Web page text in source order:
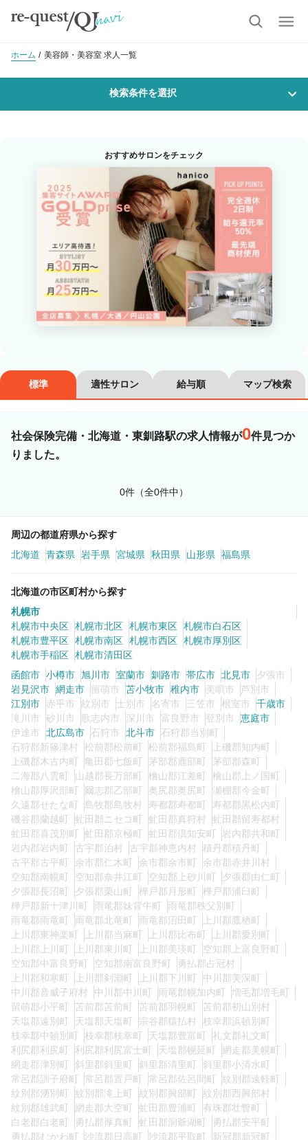
ホーム 美容師・美容室 求人一覧
検索条件を選択
沿線・駅を選択 市区町村を選択
職種・技能ランク
美容師アシスタント
ネイリスト エステティシャン
雇用形態
業務委託・フリーランス
社会保険完備
この条件の求人数
検索する
おすすめサロンをチェック
標準 適性サロン 給与順 マップ検索
社会保険完備・北海道・東釧路駅の求人情報が0件見つか
りました。
0件（全0件中）
周辺の都道府県から探す
北海道
青森県 岩手県 宮城県 秋田県 山形県 福島県
北海道の市区町村から探す
札幌市
札幌市中央区 札幌市北区 札幌市東区 札幌市白石区
札幌市豊平区 札幌市南区 札幌市西区 札幌市厚別区
札幌市手稲区 札幌市清田区
函館市 小樽市 旭川市 室蘭市 釧路市 帯広市 北見市
夕張市
岩見沢市 網走市 留萌市 苫小牧市 稚内市 美唄市
芦別市
江別市
赤平市 紋別市 士別市 名寄市 三笠市 根室市
千歳市
滝川市
砂川市 歌志内市 深川市 富良野市 登別市
恵庭市
伊達市
北広島市 石狩市 北斗市
石狩郡当別町
石狩郡新篠津村
松前郡松前町 松前郡福島町
上磯郡知内町
上磯郡木古内町
亀田郡七飯町 茅部郡鹿部町
茅部郡森町
二海郡八雲町
山越郡長万部町 檜山郡江差町
檜山郡上ノ国町
檜山郡厚沢部町
爾志郡乙部町 奥尻郡奥尻町
瀬棚郡今金町
久遠郡せたな町
島牧郡島牧村 寿都郡寿都町
寿都郡黒松内町
磯谷郡蘭越町
虻田郡ニセコ町 虻田郡真狩村
虻田郡留寿都村
虻田郡喜茂別町
虻田郡京極町 虻田郡倶知安町
岩内郡共和町
岩内郡岩内町
古宇郡泊村 古宇郡神恵内村
積丹郡積丹町
古平郡古平町
余市郡仁木町 余市郡余市町
余市郡赤井川村
空知郡南幌町
空知郡奈井江町 空知郡上砂川町
夕張郡由仁町
夕張郡長沼町
夕張郡栗山町 樺戸郡月形町
樺戸郡浦臼町
樺戸郡新十津川町
雨竜郡妹背牛町
雨竜郡秩父別町
雨竜郡雨竜町
雨竜郡北竜町 雨竜郡沼田町
上川郡鷹栖町
上川郡東神楽町
上川郡当麻町 上川郡比布町
上川郡愛別町
上川郡上川町
上川郡東川町 上川郡美瑛町
空知郡上富良野町
空知郡中富良野町
空知郡南富良野町
勇払郡占冠村
上川郡和寒町
上川郡剣淵町 上川郡下川町
中川郡美深町
中川郡音威子府村
中川郡中川町 雨竜郡幌加内町
増毛郡増毛町
留萌郡小平町
苫前郡苫前町 苫前郡羽幌町
苫前郡初山別村
天塩郡遠別町
天塩郡天塩町 宗谷郡猿払村
枝幸郡浜頓別町
枝幸郡中頓別町
枝幸郡枝幸町 天塩郡豊富町
礼文郡礼文町
利尻郡利尻町
利尻郡利尻富士町 天塩郡幌延町
網走郡美幌町
網走郡津別町
斜里郡斜里町 斜里郡清里町
斜里郡小清水町
常呂郡訓子府町
常呂郡置戸町 常呂郡佐呂間町
紋別郡遠軽町
紋別郡湧別町
紋別郡滝上町 紋別郡興部町
紋別郡西興部村
紋別郡雄武町
網走郡大空町 虻田郡豊浦町
有珠郡壮瞥町
白老郡白老町
勇払郡厚真町 虻田郡洞爺湖町
勇払郡安平町
勇払郡むかわ町
沙流郡日高町 沙流郡平取町
新冠郡新冠町